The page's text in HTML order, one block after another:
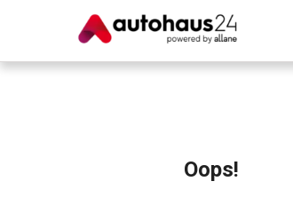
Oops!